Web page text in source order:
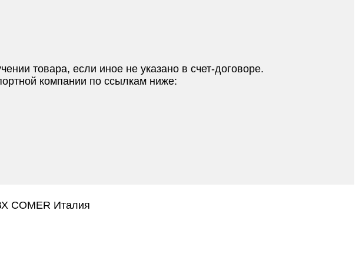
товара, если иное не указано в счет-договоре.
компании по ссылкам ниже:
COMER Италия